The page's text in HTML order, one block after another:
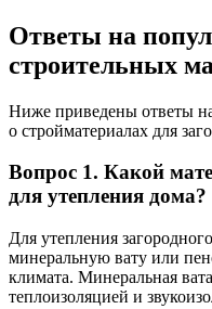
Ответы на
строительных
Ниже приведены ответы
о стройматериалах для
Вопрос 1. Какой
для утепления дома?
Для утепления
минеральную вату или
климата. Минеральная
теплоизоляцией и